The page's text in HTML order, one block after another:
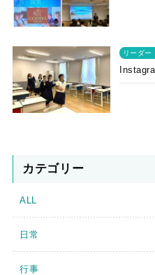
リーダー
カテゴリー
ALL
日常
行事